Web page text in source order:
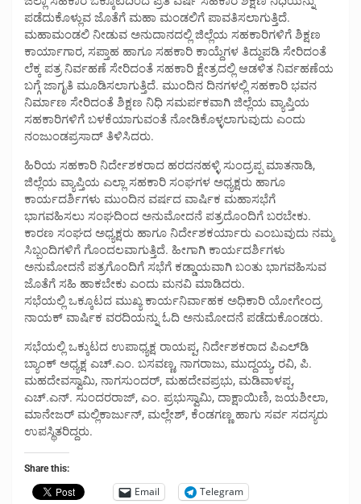
ಪಡೆದುಕೊಳ್ಲುವ ಜೊತೆಗೆ ಮಹಾ ಮಂಡಲಿಗೆ ಪಾವತಿಸಲಾಗುತ್ತಿದೆ.
ಮಹಾಮಂಡಲಿ ನೀಡುವ ಅನುದಾನದಲ್ಲಿ ಜಿಲ್ಲೆಯ ಸಹಕಾರಿಗಳಿಗೆ ಶಿಕ್ಷಣ
ಕಾರ್ಯಾಗಾರ, ಸಪ್ತಾಹ ಹಾಗೂ ಸಹಕಾರಿ ಕಾಯ್ದೆಗಳ ತಿದ್ದುಪಡಿ ಸೇರಿದಂತೆ
ಲೆಕ್ಕ ಪತ್ರ ನಿರ್ವಹಣೆ ಸೇರಿದಂತೆ ಸಹಕಾರಿ ಕ್ಷೇತ್ರದಲ್ಲಿ ಆಡಳಿತ ನಿರ್ವಹಣೆಯ
ಬಗ್ಗೆ ಜಾಗೃತಿ ಮೂಡಿಸಲಾಗುತ್ತಿದೆ. ಮುಂದಿನ ದಿನಗಳಲ್ಲಿ ಸಹಕಾರಿ ಭವನ
ನಿರ್ಮಾಣ ಸೇರಿದಂತೆ ಶಿಕ್ಷಣ ನಿಧಿ ಸಮರ್ಪಕವಾಗಿ ಜಿಲ್ಲೆಯ ವ್ಯಾಪ್ತಿಯ
ಸಹಕಾರಿಗಳಿಗೆ ಬಳಕೆಯಾಗುವಂತೆ ನೋಡಿಕೊಳ್ಳಲಾಗುವುದು ಎಂದು
ನಂಜುಂಡಪ್ರಸಾದ್ ತಿಳಿಸಿದರು.
ಹಿರಿಯ ಸಹಕಾರಿ ನಿರ್ದೇಶಕರಾದ ಹರದನಹಳ್ಳಿ ಸುಂದ್ರಪ್ಪ ಮಾತನಾಡಿ,
ಜಿಲ್ಲೆಯ ವ್ಯಾಪ್ತಿಯ ಎಲ್ಲಾ ಸಹಕಾರಿ ಸಂಘಗಳ ಅಧ್ಯಕ್ಷರು ಹಾಗೂ
ಕಾರ್ಯದರ್ಶಿಗಳು ಮುಂದಿನ ವರ್ಷದ ವಾರ್ಷಿಕ ಮಹಾಸಭೆಗೆ
ಭಾಗವಹಿಸಲು ಸಂಘದಿಂದ ಅನುಮೋದನೆ ಪತ್ರದೊಂದಿಗೆ ಬರಬೇಕು.
ಕಾರಣ ಸಂಘದ ಅಧ್ಯಕ್ಷರು ಹಾಗೂ ನಿರ್ದೇಶಕರ್ಯಾರು ಎಂಬುವುದು ನಮ್ಮ
ಸಿಬ್ಬಂದಿಗಳಿಗೆ ಗೊಂದಲವಾಗುತ್ತಿದೆ. ಹೀಗಾಗಿ ಕಾರ್ಯದರ್ಶಿಗಳು
ಅನುಮೋದನೆ ಪತ್ರಗೊಂದಿಗೆ ಸಭೆಗೆ ಕಡ್ಡಾಯವಾಗಿ ಬಂತು ಭಾಗವಹಿಸುವ
ಜೊತೆಗೆ ಸಹಿ ಹಾಕಬೇಕು ಎಂದು ಮನವಿ ಮಾಡಿದರು.
ಸಭೆಯಲ್ಲಿ ಒಕ್ಕೂಟದ ಮುಖ್ಯ ಕಾರ್ಯನಿರ್ವಾಹಕ ಅಧಿಕಾರಿ ಯೋಗೇಂದ್ರ
ನಾಯಕ್ ವಾರ್ಷಿಕ ವರದಿಯನ್ನು ಓದಿ ಅನುಮೋದನೆ ಪಡೆದುಕೊಂಡರು.
ಸಭೆಯಲ್ಲಿ ಒಕ್ಕುಟದ ಉಪಾಧ್ಯಕ್ಷ ರಾಯಪ್ಪ, ನಿರ್ದೇಶಕರಾದ ಪಿಎಲ್‍ಡಿ
ಬ್ಯಾಂಕ್ ಅಧ್ಯಕ್ಷ ಎಚ್.ಎಂ. ಬಸವಣ್ಣ, ನಾಗರಾಜು, ಮುದ್ದಯ್ಯ, ರವಿ, ಪಿ.
ಮಹದೇವಸ್ವಾಮಿ, ನಾಗಸುಂದರ್, ಮಹದೇವಪ್ರಭು, ಮಡಿವಾಳಪ್ಪ,
ಎಚ್.ಎನ್. ಸುಂದರರಾಜ್, ಎಂ. ಪ್ರಭುಸ್ವಾಮಿ, ದಾಕ್ಷಾಯಿಣಿ, ಜಯಶೀಲಾ,
ಮಾನೇಜರ್ ಮಲ್ಲಿಕಾರ್ಜುನ್, ಮಲ್ಲೇಶ್, ಕೆಂಡಗಣ್ಣ ಹಾಗು ಸರ್ವ ಸದಸ್ಯರು
ಉಪಸ್ಥಿತರಿದ್ದರು.
Share this:
Email
Telegram